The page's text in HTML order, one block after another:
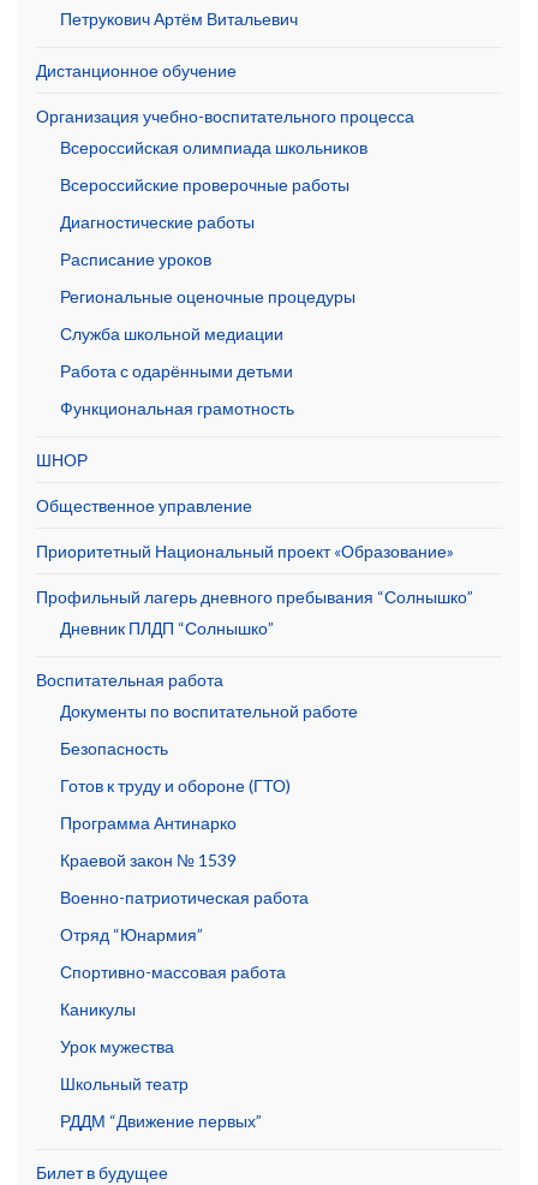
Петрукович Артём Витальевич
Дистанционное обучение
Организация учебно-воспитательного процесса
Всероссийская олимпиада школьников
Всероссийские проверочные работы
Диагностические работы
Расписание уроков
Региональные оценочные процедуры
Служба школьной медиации
Работа с одарёнными детьми
Функциональная грамотность
ШНОР
Общественное управление
Приоритетный Национальный проект «Образование»
Профильный лагерь дневного пребывания “Солнышко”
Дневник ПЛДП “Солнышко”
Воспитательная работа
Документы по воспитательной работе
Безопасность
Готов к труду и обороне (ГТО)
Программа Антинарко
Краевой закон № 1539
Военно-патриотическая работа
Отряд “Юнармия”
Спортивно-массовая работа
Каникулы
Урок мужества
Школьный театр
РДДМ “Движение первых”
Билет в будущее